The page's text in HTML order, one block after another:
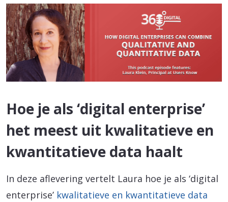
Hoe je als ‘digital enterprise’
het meest uit kwalitatieve en
kwantitatieve data haalt
In deze aflevering vertelt Laura hoe je als ‘digital
enterprise’ kwalitatieve en kwantitatieve data